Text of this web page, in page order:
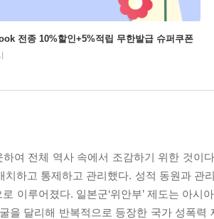
전종 10%할인+5%적립 무한발급 슈퍼쿠폰
하여 전체 역사 속에서 조감하기 위한 것이
치하고 통제하고 관리했다. 성적 동원과 관
이루어졌다. 일본군‘위안부’ 제도는 아시
을 달리해 반복적으로 등장한 국가 성폭